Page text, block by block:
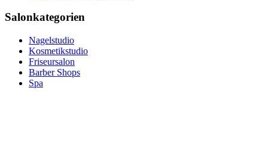
Salonkategorien
Nagelstudio
Kosmetikstudio
Friseursalon
Barber Shops
Spa